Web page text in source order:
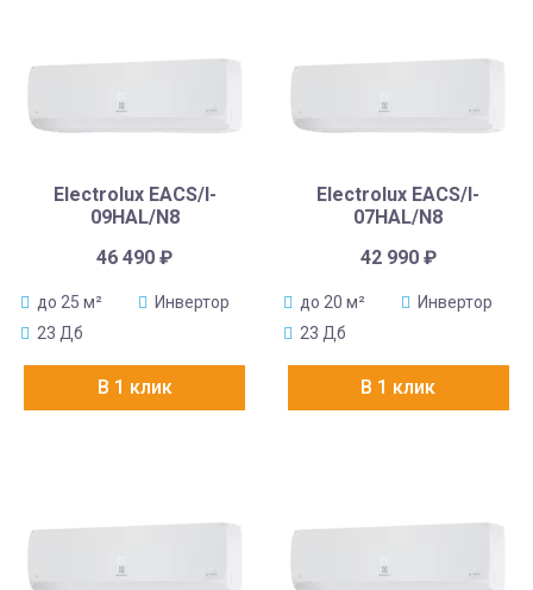
Electrolux EACS/I-
09HAL/N8
46 490₽
до 25 м²
Инвертор
23 Дб
В 1 клик
Electrolux EACS/I-
07HAL/N8
42 990 ₽
до 20 м²
Инвертор
23 Дб
В 1 клик